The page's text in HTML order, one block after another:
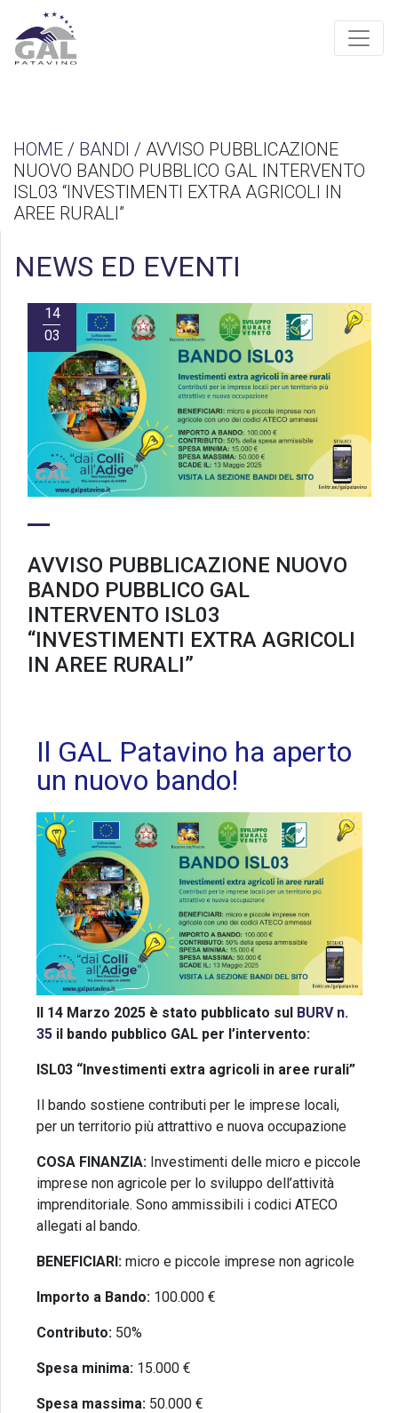
HOME / BANDI / AVVISO PUBBLICAZIONE
NUOVO BANDO PUBBLICO GAL INTERVENTO
ISL03 “INVESTIMENTI EXTRA AGRICOLI IN
AREE RURALI”
NEWS ED EVENTI
14
03
AVVISO PUBBLICAZIONE NUOVO
BANDO PUBBLICO GAL
INTERVENTO ISL03
“INVESTIMENTI EXTRA AGRICOLI
IN AREE RURALI”
Il GAL Patavino ha aperto
un nuovo bando!
Il 14 Marzo 2025 è stato pubblicato sul BURV n.
35 il bando pubblico GAL per l’intervento:
ISL03 “Investimenti extra agricoli in aree rurali”
Il bando sostiene contributi per le imprese locali,
per un territorio più attrattivo e nuova occupazione
COSA FINANZIA: Investimenti delle micro e piccole
imprese non agricole per lo sviluppo dell’attività
imprenditoriale. Sono ammissibili i codici ATECO
allegati al bando.
BENEFICIARI: micro e piccole imprese non agricole
Importo a Bando: 100.000 €
Contributo: 50%
Spesa minima: 15.000 €
Spesa massima: 50.000 €